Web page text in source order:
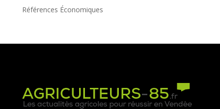
Références Économiques